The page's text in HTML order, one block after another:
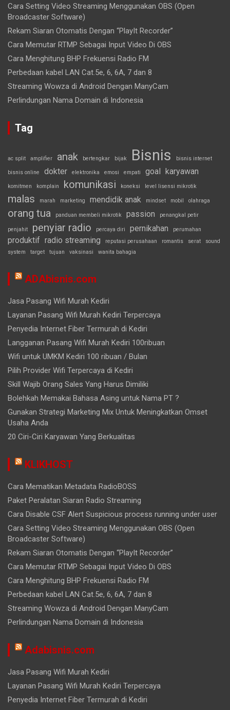
Cara Setting Video Streaming Menggunakan OBS (Open
Broadcaster Software)
Rekam Siaran Otomatis Dengan “PlayIt Recorder”
Cara Memutar RTMP Sebagai Input Video Di OBS
Cara Menghitung BHP Frekuensi Radio FM
Perbedaan kabel LAN Cat.5e, 6, 6A, 7 dan 8
Streaming Wowza di Android Dengan ManyCam
Perlindungan Nama Domain di Indonesia
Tag
ac split amplifier anak bertengkar bijak Bisnis bisnis internet
bisnis online dokter elektronika emosi empati goal karyawan
komitmen komplain komunikasi koneksi level lisensi mikrotik
malas marah marketing mendidik anak mindset mobil olahraga
orang tua panduan membeli mikrotik passion penangkal petir
penjahit penyiar radio percaya diri pernikahan perumahan
produktif radio streaming reputasi perusahaan romantis serat
sound
system
target tujuan vaksinasi wanita bahagia
ADAbisnis.com
Jasa Pasang Wifi Murah Kediri
Layanan Pasang Wifi Murah Kediri Terpercaya
Penyedia Internet Fiber Termurah di Kediri
Langganan Pasang Wifi Murah Kediri 100ribuan
Wifi untuk UMKM Kediri 100 ribuan / Bulan
Pilih Provider Wifi Terpercaya di Kediri
Skill Wajib Orang Sales Yang Harus Dimiliki
Bolehkah Memakai Bahasa Asing untuk Nama PT ?
Gunakan Strategi Marketing Mix Untuk Meningkatkan Omset
Usaha Anda
20 Ciri-Ciri Karyawan Yang Berkualitas
KLIKHOST
Cara Mematikan Metadata RadioBOSS
Paket Peralatan Siaran Radio Streaming
Cara Disable CSF Alert Suspicious process running under user
Cara Setting Video Streaming Menggunakan OBS (Open
Broadcaster Software)
Rekam Siaran Otomatis Dengan “PlayIt Recorder”
Cara Memutar RTMP Sebagai Input Video Di OBS
Cara Menghitung BHP Frekuensi Radio FM
Perbedaan kabel LAN Cat.5e, 6, 6A, 7 dan 8
Streaming Wowza di Android Dengan ManyCam
Perlindungan Nama Domain di Indonesia
Adabisnis.com
Jasa Pasang Wifi Murah Kediri
Layanan Pasang Wifi Murah Kediri Terpercaya
Penyedia Internet Fiber Termurah di Kediri